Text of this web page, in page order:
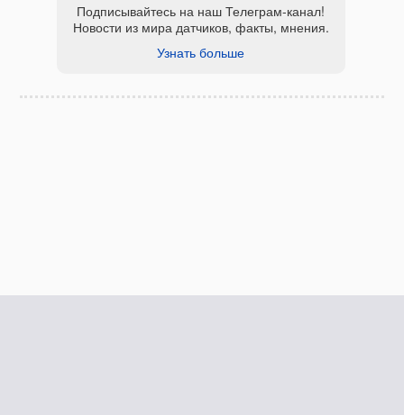
Подписывайтесь на наш Телеграм-канал!
Новости из мира датчиков, факты, мнения.
Узнать больше